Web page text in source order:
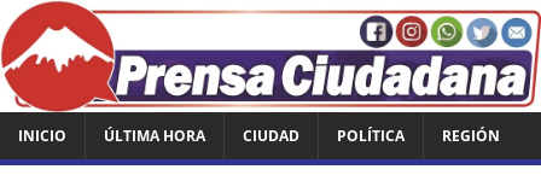
INICIO ÚLTIMA HORA CIUDAD POLÍTICA REGIÓN